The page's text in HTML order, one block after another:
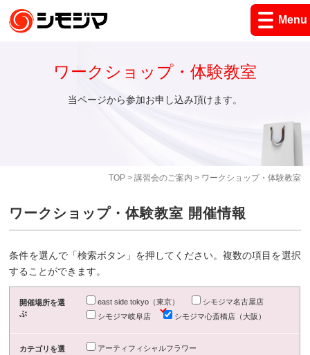
Menu
TOP> 講習会のご案内 > ワークショップ・体験教室
ワークショップ・体験教室
当ページから参加お申し込み頂けます。
ワークショップ・体験教室 開催情報
条件を選んで「検索ボタン」を押してください。複数の項目を選択
することができます。
開催場所を選
ぶ
east side tokyo（東京）
シモジマ名古屋店
シモジマ岐阜店
シモジマ心斎橋店（大阪）
カテゴリを選
アーティフィシャルフラワー